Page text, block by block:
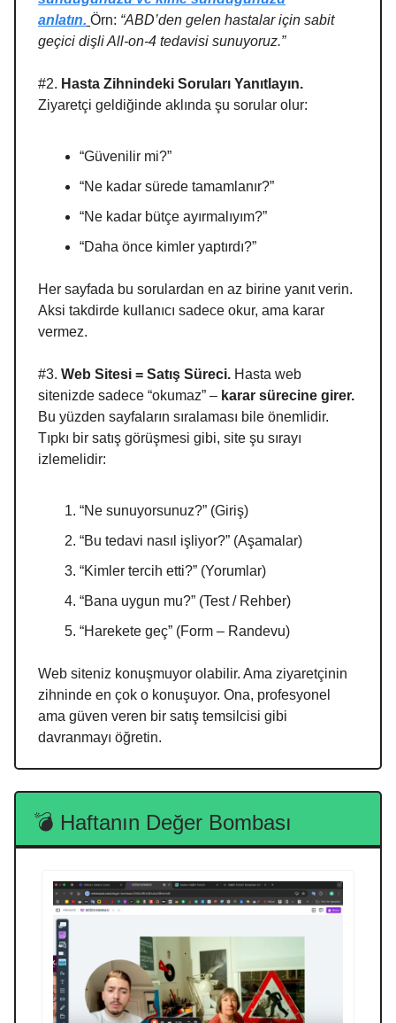
anlatın. Örn: “ABD’den gelen hastalar için sabit
geçici dişli All-on-4 tedavisi sunuyoruz.”
#2. Hasta Zihnindeki Soruları Yanıtlayın.
Ziyaretçi geldiğinde aklında şu sorular olur:
“Güvenilir mi?”
“Ne kadar sürede tamamlanır?”
“Ne kadar bütçe ayırmalıyım?”
“Daha önce kimler yaptırdı?”
Her sayfada bu sorulardan en az birine yanıt verin.
Aksi takdirde kullanıcı sadece okur, ama karar
vermez.
#3. Web Sitesi = Satış Süreci. Hasta web
sitenizde sadece “okumaz” – karar sürecine girer.
Bu yüzden sayfaların sıralaması bile önemlidir.
Tıpkı bir satış görüşmesi gibi, site şu sırayı
izlemelidir:
“Ne sunuyorsunuz?” (Giriş)
“Bu tedavi nasıl işliyor?” (Aşamalar)
“Kimler tercih etti?” (Yorumlar)
“Bana uygun mu?” (Test / Rehber)
“Harekete geç” (Form – Randevu)
Web siteniz konuşmuyor olabilir. Ama ziyaretçinin
zihninde en çok o konuşuyor. Ona, profesyonel
ama güven veren bir satış temsilcisi gibi
davranmayı öğretin.
💣 Haftanın Değer Bombası